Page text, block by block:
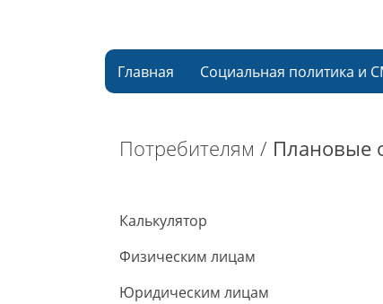
Главная Социальная политика и
Потребителям / Плановые
Калькулятор
Физическим лицам
Юридическим лицам